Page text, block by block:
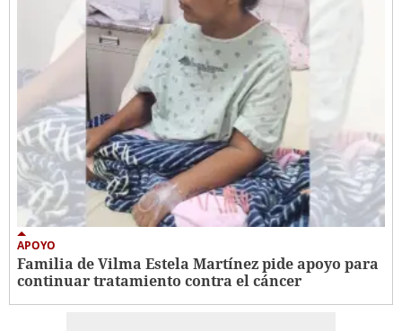
APOYO
Familia de Vilma Estela Martínez pide apoyo para
continuar tratamiento contra el cáncer